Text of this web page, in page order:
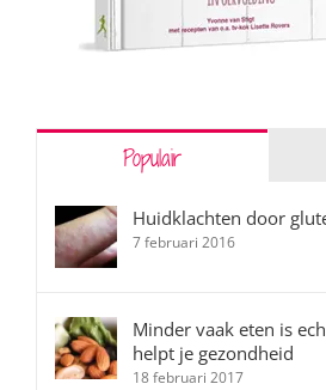
Populair
Huidklachten door
7 februari 2016
Minder vaak eten is
helpt je gezondheid
18 februari 2017